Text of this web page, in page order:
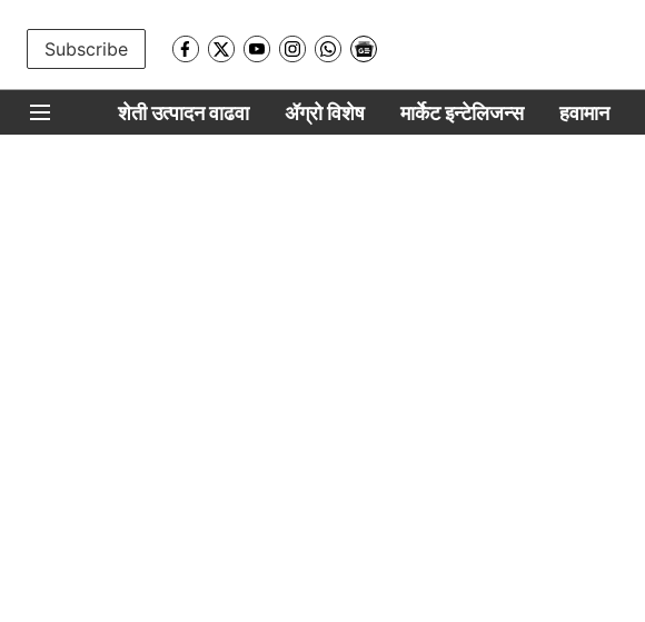
Subscribe
शेती उत्पादन वाढवा ॲग्रो विशेष मार्केट इन्टेलिजन्स हवामान